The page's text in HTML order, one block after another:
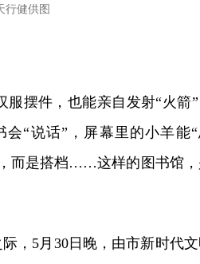
行健供图
摆件，也能亲自发射“火箭
“说话”，屏幕里的小羊能
而是搭档……这样的图书馆
，5月30日晚，由市新时代